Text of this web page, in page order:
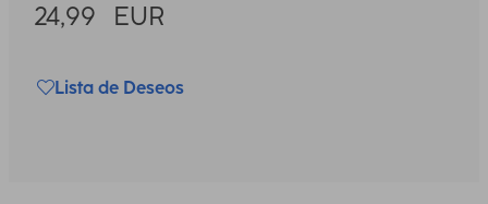
24,99 EUR
Lista de Deseos